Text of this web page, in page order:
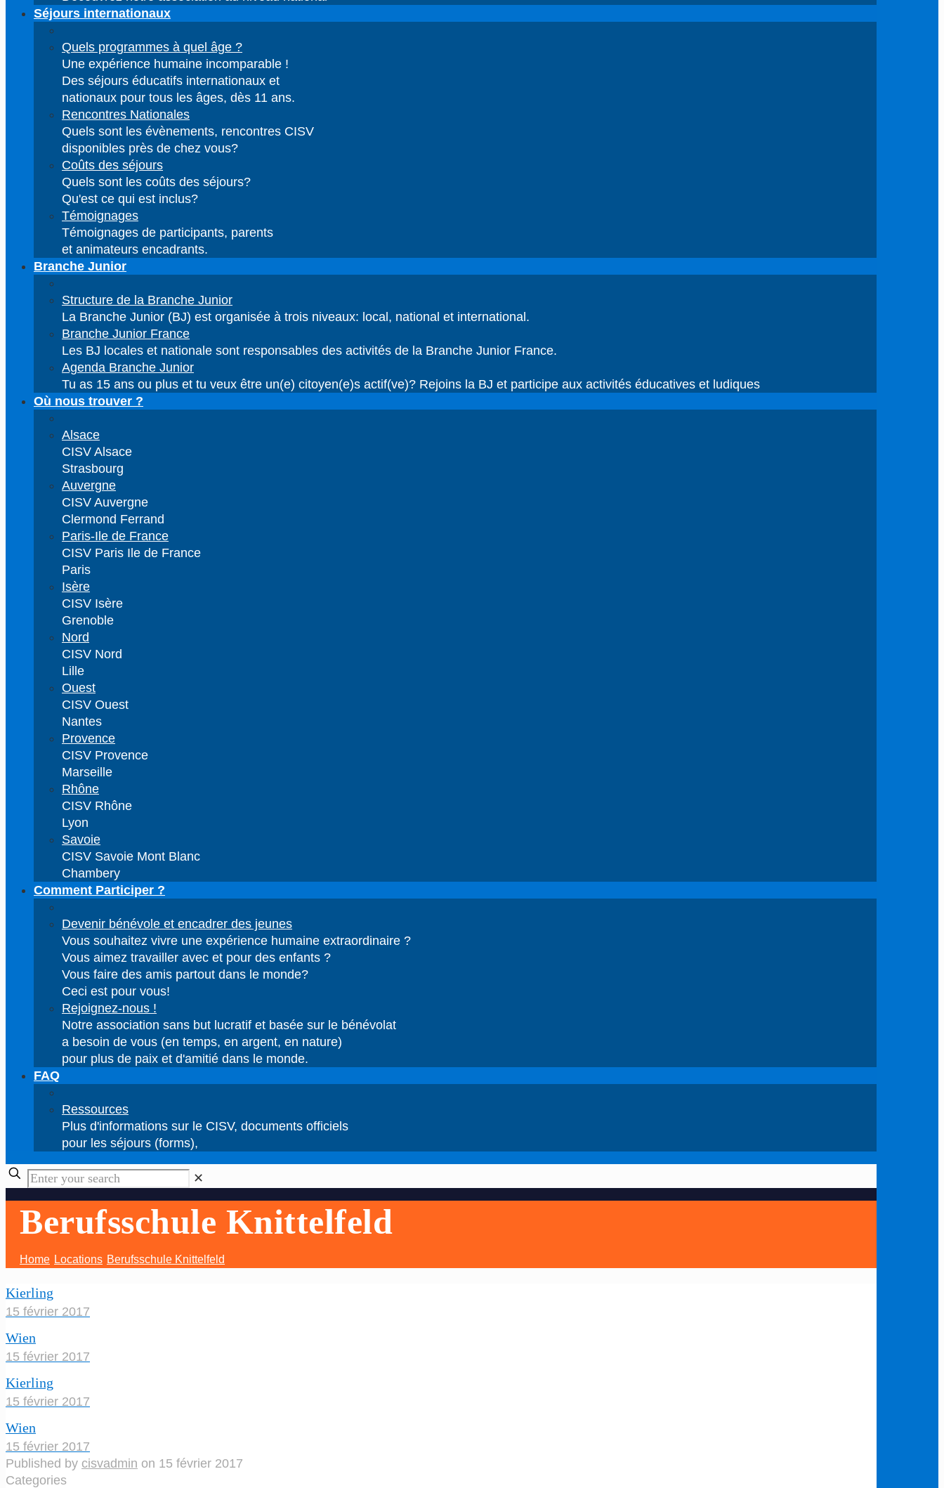
Séjours internationaux
Quels programmes à quel âge ?
Une expérience humaine incomparable !
Des séjours éducatifs internationaux et
nationaux pour tous les âges, dès 11 ans.
Rencontres Nationales
Quels sont les évènements, rencontres CISV
disponibles près de chez vous?
Coûts des séjours
Quels sont les coûts des séjours?
Qu'est ce qui est inclus?
Témoignages
Témoignages de participants, parents
et animateurs encadrants.
Branche Junior
Structure de la Branche Junior
La Branche Junior (BJ) est organisée à trois niveaux: local, national et international.
Branche Junior France
Les BJ locales et nationale sont responsables des activités de la Branche Junior France.
Agenda Branche Junior
Tu as 15 ans ou plus et tu veux être un(e) citoyen(e)s actif(ve)? Rejoins la BJ et participe aux activités éducatives et ludiques
Où nous trouver ?
Alsace
CISV Alsace
Strasbourg
Auvergne
CISV Auvergne
Clermond Ferrand
Paris-Ile de France
CISV Paris Ile de France
Paris
Isère
CISV Isère
Grenoble
Nord
CISV Nord
Lille
Ouest
CISV Ouest
Nantes
Provence
CISV Provence
Marseille
Rhône
CISV Rhône
Lyon
Savoie
CISV Savoie Mont Blanc
Chambery
Comment Participer ?
Devenir bénévole et encadrer des jeunes
Vous souhaitez vivre une expérience humaine extraordinaire ?
Vous aimez travailler avec et pour des enfants ?
Vous faire des amis partout dans le monde?
Ceci est pour vous!
Rejoignez-nous !
Notre association sans but lucratif et basée sur le bénévolat
a besoin de vous (en temps, en argent, en nature)
pour plus de paix et d'amitié dans le monde.
FAQ
Ressources
Plus d'informations sur le CISV, documents officiels
pour les séjours (forms),
✕
Berufsschule Knittelfeld
Home Locations Berufsschule Knittelfeld
Kierling
15 février 2017
Wien
15 février 2017
Kierling
15 février 2017
Wien
15 février 2017
Published by cisvadmin on 15 février 2017
Categories